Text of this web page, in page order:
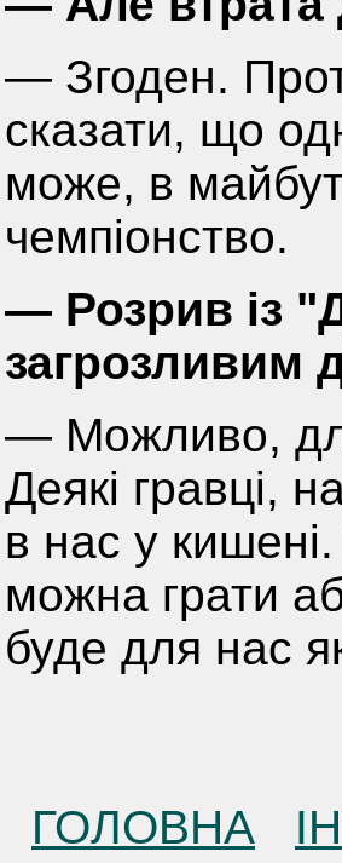
— Згоден.
сказати, що
може, в
чемпіонство.
— Розрив із
загрозливим
— Можливо,
Деякі гравці,
в нас у
можна грати
буде для нас
ГОЛОВНА